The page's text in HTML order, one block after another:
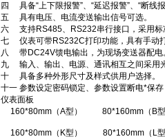
四 具备“上下限报警”、“延迟报警”、“断线
五 具有电压、电流变送输出信号可选。
六 支持RS485、RS232串行接口，采用标
七 仪表可带RS232C打印功能，具有手动
八 带DC24V馈电输出，为现场变送器配电
九 输入、输出、电源、通讯相互之间采用
十 具备多种外形尺寸及样式供用户选择。
十一 参数设定密码锁定、参数设置断电*保存
仪表面板
160*80mm（A型）
80*160mm（B型
160*80mm（K型） 80*160mm（L型